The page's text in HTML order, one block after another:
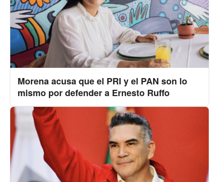
Morena acusa que el PRI y el PAN son lo
mismo por defender a Ernesto Ruffo